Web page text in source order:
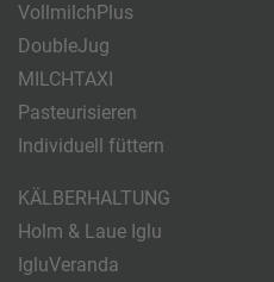
VollmilchPlus
DoubleJug
MILCHTAXI
Pasteurisieren
Individuell füttern
KÄLBERHALTUNG
Holm & Laue Iglu
IgluVeranda